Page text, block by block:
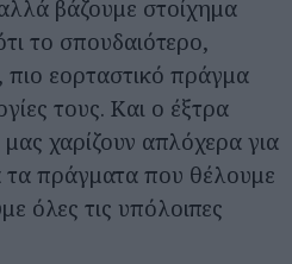
βάζουμε στοίχημα
το σπουδαιότερο,
εορταστικό πράγμα
τους. Και ο έξτρα
χαρίζουν απλόχερα για
τα πράγματα που θέλουμε
όλες τις υπόλοιπες